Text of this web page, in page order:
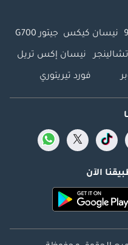
نيسان كيكس جيتور G700
نيسان إكس تريل
فورد تيريتوري
الآن